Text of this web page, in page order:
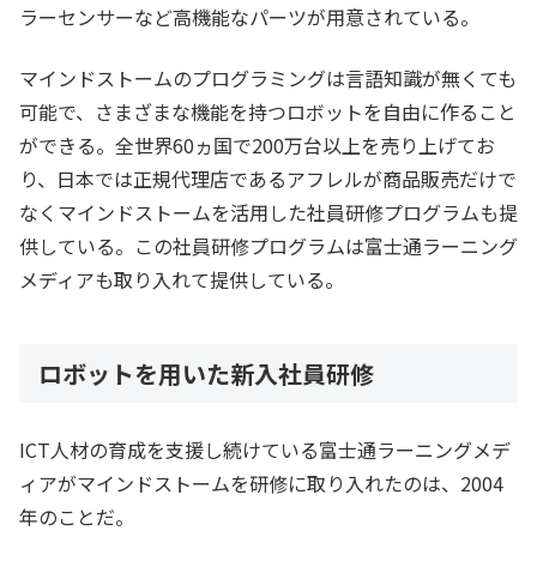
ラーセンサーなど高機能なパーツが用意されている。
マインドストームのプログラミングは言語知識が無くても
可能で、さまざまな機能を持つロボットを自由に作ること
ができる。全世界60ヵ国で200万台以上を売り上げてお
り、日本では正規代理店であるアフレルが商品販売だけで
なくマインドストームを活用した社員研修プログラムも提
供している。この社員研修プログラムは富士通ラーニング
メディアも取り入れて提供している。
ロボットを用いた新入社員研修
ICT人材の育成を支援し続けている富士通ラーニングメデ
ィアがマインドストームを研修に取り入れたのは、2004
年のことだ。